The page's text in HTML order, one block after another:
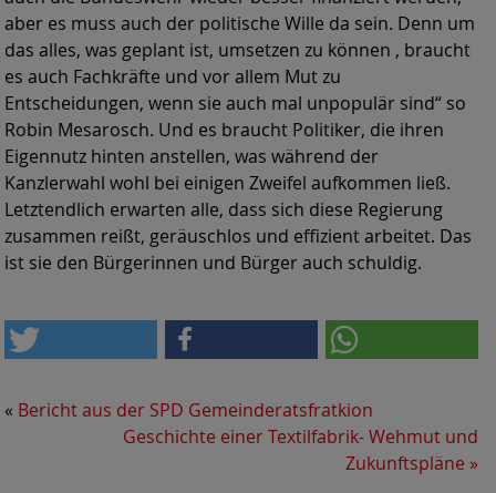
aber es muss auch der politische Wille da sein. Denn um
das alles, was geplant ist, umsetzen zu können , braucht
es auch Fachkräfte und vor allem Mut zu
Entscheidungen, wenn sie auch mal unpopulär sind“ so
Robin Mesarosch. Und es braucht Politiker, die ihren
Eigennutz hinten anstellen, was während der
Kanzlerwahl wohl bei einigen Zweifel aufkommen ließ.
Letztendlich erwarten alle, dass sich diese Regierung
zusammen reißt, geräuschlos und effizient arbeitet. Das
ist sie den Bürgerinnen und Bürger auch schuldig.
« Bericht aus der SPD Gemeinderatsfratkion
Geschichte einer Textilfabrik- Wehmut und
Zukunftspläne »